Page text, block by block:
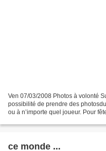
Ven 07/03/2008 Photos à volonté
possibilité de prendre des
ou à n’importe quel joueur. Pour
ce monde ...